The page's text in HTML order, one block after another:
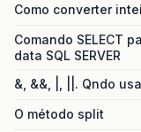
Como converter
Comando SELECT
data SQL SERVER
&, &&, |, ||. Qndo
O método split